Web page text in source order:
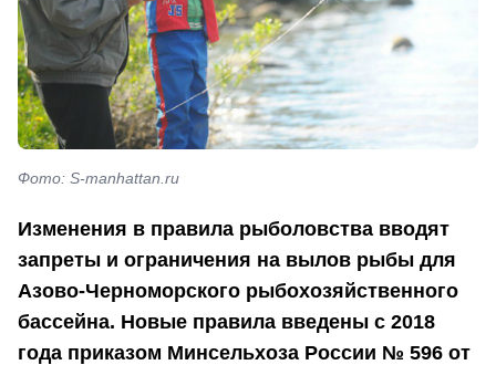
Фото: S-manhattan.ru
Изменения в правила рыболовства вводят
запреты и ограничения на вылов рыбы для
Азово-Черноморского рыбохозяйственного
бассейна. Новые правила введены с 2018
года приказом Минсельхоза России № 596 от